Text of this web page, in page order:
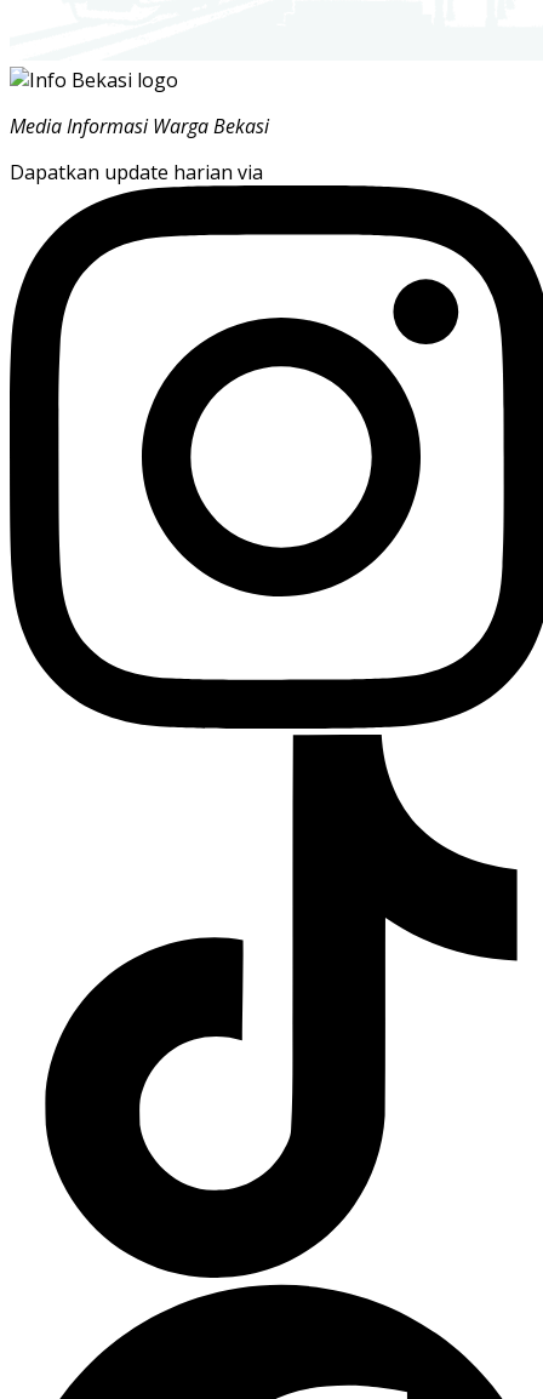
Media Informasi Warga Bekasi
Dapatkan update harian via